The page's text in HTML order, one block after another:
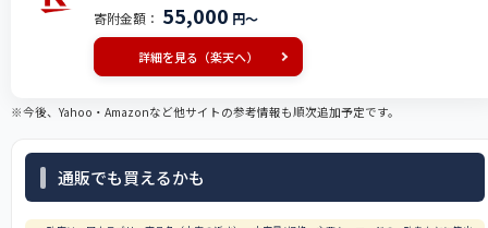
産南越前町 送料無料
寄附金額： 55,000 円～
詳細を見る（楽天へ）
※今後、Yahoo・Amazonなど他サイトの参考情報も順次追加予定です。
通販でも買えるかも